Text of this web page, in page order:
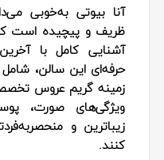
آنا بیوتی به‌خوبی
ظریف و پیچیده است که
آشنایی کامل با
حرفه‌ای این سالن،
زمینه گریم عروس تخصص
ویژگی‌های صورت،
زیباترین و
کنند.